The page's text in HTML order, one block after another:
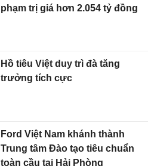
phạm trị giá hơn 2.054 tỷ đồng
Hồ tiêu Việt duy trì đà tăng
trưởng tích cực
Ford Việt Nam khánh thành
Trung tâm Đào tạo tiêu chuẩn
toàn cầu tại Hải Phòng